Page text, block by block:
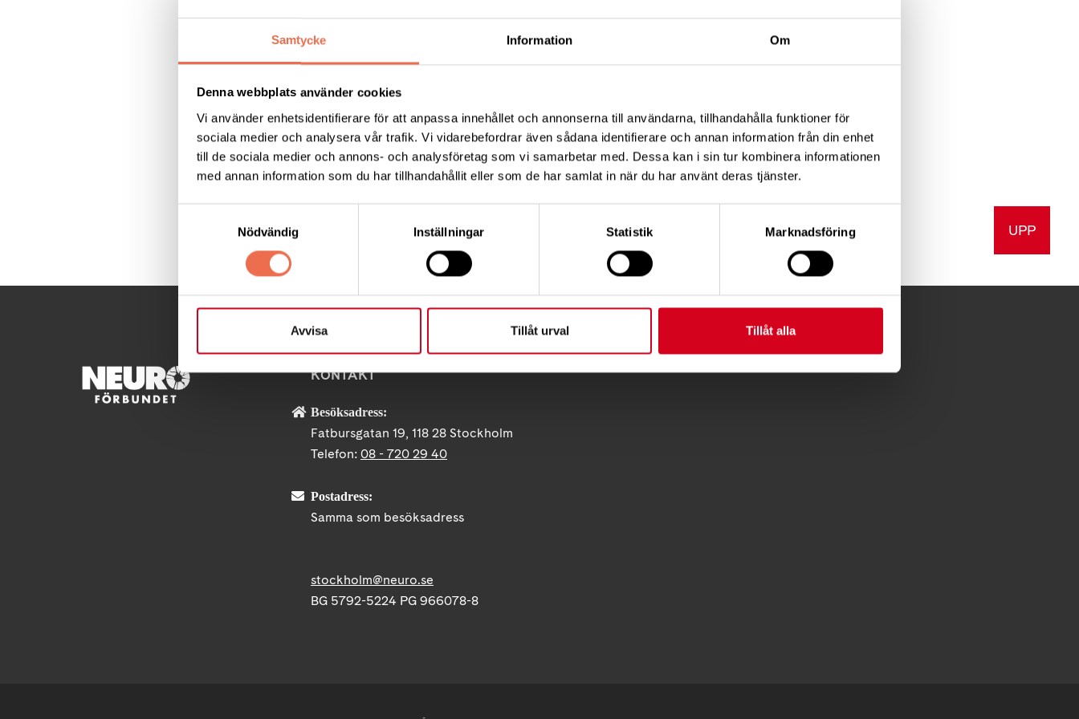
Samtycke Information Om
Denna webbplats använder cookies
Vi använder enhetsidentifierare för att anpassa innehållet och annonserna till användarna, tillhandahålla funktioner för
sociala medier och analysera vår trafik. Vi vidarebefordrar även sådana identifierare och annan information från din enhet
till de sociala medier och annons- och analysföretag som vi samarbetar med. Dessa kan i sin tur kombinera informationen
med annan information som du har tillhandahållit eller som de har samlat in när du har använt deras tjänster.
Nödvändig
Inställningar Statistik Marknadsföring
Avvisa Tillåt urval Tillåt alla
med klapparna och tomtarna
Kansliet har stängt från och med 23 till 29 december.
30 december håller vi öppet förMellandagscafé14:00-16:00.
Från 31 december fram till och med 6 januari håller kansliet stängt.
Dela denna sida: Skriv ut UPP
KONTAKT
Besöksadress:
Fatbursgatan 19, 118 28 Stockholm
Telefon: 08 - 720 29 40
Postadress:
Samma som besöksadress
stockholm@neuro.se
BG 5792-5224 PG 966078-8